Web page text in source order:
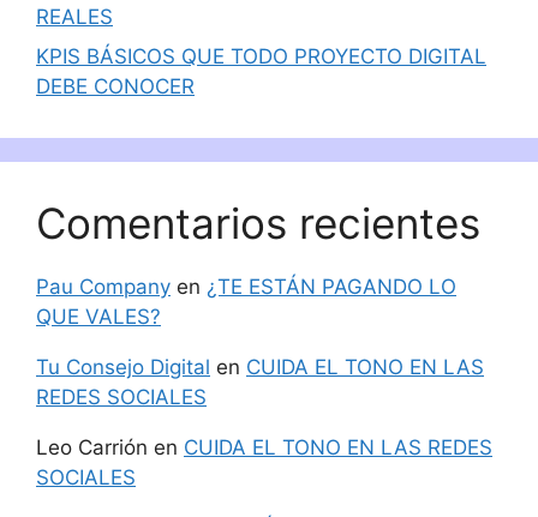
REALES
KPIS BÁSICOS QUE TODO PROYECTO DIGITAL
DEBE CONOCER
Comentarios recientes
Pau Company en ¿TE ESTÁN PAGANDO LO
QUE VALES?
Tu Consejo Digital en CUIDA EL TONO EN LAS
REDES SOCIALES
Leo Carrión en CUIDA EL TONO EN LAS REDES
SOCIALES